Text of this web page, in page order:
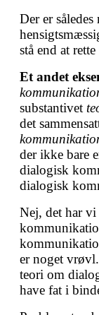
Der er
stå end at
Et andet
substantivet
det
der ikke bare
dialogisk
dialogisk
Nej, det har
er noget
teori om
have fat i